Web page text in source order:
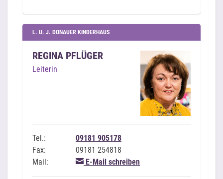
L. U. J. DONAUER KINDERHAUS
REGINA PFLÜGER
Leiterin
Tel.:
09181 905178
Fax:
09181 254818
Mail:
E-Mail schreiben